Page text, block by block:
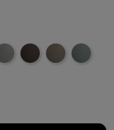
Dunkelbraun-
Khaki-
Mintgreen-